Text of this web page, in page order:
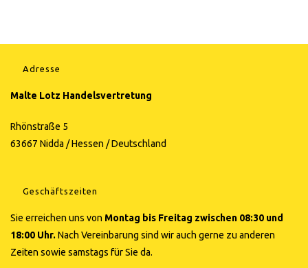
Adresse
Malte Lotz Handelsvertretung
Rhönstraße 5
63667 Nidda / Hessen / Deutschland
Geschäftszeiten
Sie erreichen uns von Montag bis Freitag zwischen 08:30 und
18:00 Uhr. Nach Vereinbarung sind wir auch gerne zu anderen
Zeiten sowie samstags für Sie da.